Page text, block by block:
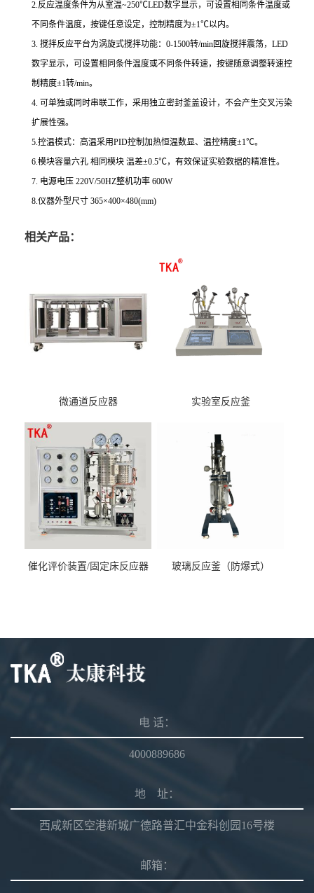
2.反应温度条件为从室温~250℃LED数字显示，可设置相同条件温度或
不同条件温度，按键任意设定，控制精度为±1℃以内。
3. 搅拌反应平台为涡旋式搅拌功能： 0-1500转/min回旋搅拌震荡， LED
数字显示，可设置相同条件温度或不同条件转速，按键随意调整转速控
制精度±1转/min。
4. 可单独或同时串联工作，采用独立密封釜盖设计，不会产生交叉污染
扩展性强。
5.控温模式： 高温采用PID控制 加热恒温数显、温控精度±1℃。
6.模块容量六孔 相同模块 温差±0.5℃，有效保证实验数据的精准性。
7. 电源电压 220V/50HZ整机功率 600W
8. 仪器外型尺寸 365×400×480(mm)
相关产品：
微通道反应器 实验室反应釜
催化评价装置/固定床反应器 玻璃反应釜（防爆式）
电 话：
4000889686
地 址：
西咸新区空港新城广德路普汇中金科创园16号楼
邮箱：